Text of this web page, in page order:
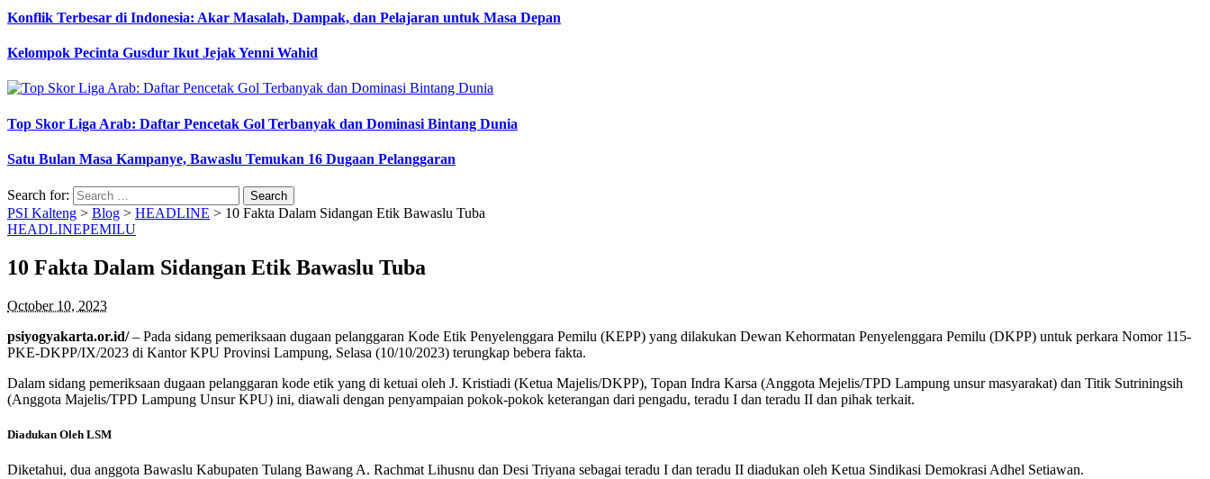
Konflik Terbesar di Indonesia: Akar Masalah, Dampak, dan Pelajaran untuk Masa Depan
Kelompok Pecinta Gusdur Ikut Jejak Yenni Wahid
Top Skor Liga Arab: Daftar Pencetak Gol Terbanyak dan Dominasi Bintang Dunia
Satu Bulan Masa Kampanye, Bawaslu Temukan 16 Dugaan Pelanggaran
Search for:
PSI Kalteng > Blog > HEADLINE > 10 Fakta Dalam Sidangan Etik Bawaslu Tuba
HEADLINEPEMILU
10 Fakta Dalam Sidangan Etik Bawaslu Tuba
October 10, 2023
psiyogyakarta.or.id/– Pada sidang pemeriksaan dugaan pelanggaran Kode Etik Penyelenggara Pemilu (KEPP) yang dilakukan Dewan Kehormatan Penyelenggara Pemilu (DKPP) untuk perkara Nomor 115-
PKE-DKPP/IX/2023 di Kantor KPU Provinsi Lampung, Selasa (10/10/2023) terungkap bebera fakta.
Dalam sidang pemeriksaan dugaan pelanggaran kode etik yang di ketuai oleh J. Kristiadi (Ketua Majelis/DKPP), Topan Indra Karsa (Anggota Mejelis/TPD Lampung unsur masyarakat) dan Titik Sutriningsih
(Anggota Majelis/TPD Lampung Unsur KPU) ini, diawali dengan penyampaian pokok-pokok keterangan dari pengadu, teradu I dan teradu II dan pihak terkait.
Diadukan Oleh LSM
Diketahui, dua anggota Bawaslu Kabupaten Tulang Bawang A. Rachmat Lihusnu dan Desi Triyana sebagai teradu I dan teradu II diadukan oleh Ketua Sindikasi Demokrasi Adhel Setiawan.